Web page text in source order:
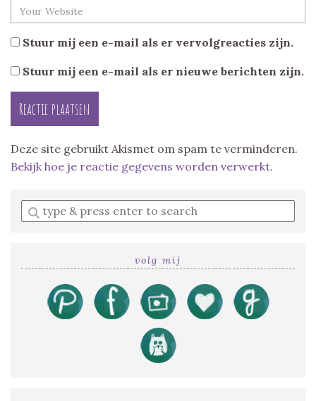
Stuur mij een e-mail als er vervolgreacties zijn.
Stuur mij een e-mail als er nieuwe berichten zijn.
Deze site gebruikt Akismet om spam te verminderen.
Bekijk hoe je reactie gegevens worden verwerkt.
Enter
a
volg mij